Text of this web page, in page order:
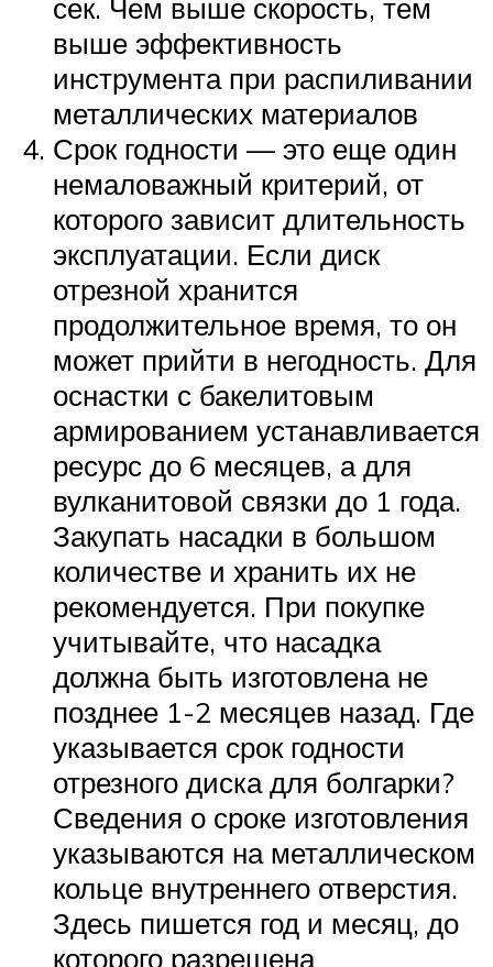
сек. Чем выше скорость, тем
выше эффективность
инструмента при распиливании
металлических материалов
Срок годности — это еще один
немаловажный критерий, от
которого зависит длительность
эксплуатации. Если диск
отрезной хранится
продолжительное время, то он
может прийти в негодность. Для
оснастки с бакелитовым
армированием устанавливается
ресурс до 6 месяцев, а для
вулканитовой связки до 1 года.
Закупать насадки в большом
количестве и хранить их не
рекомендуется. При покупке
учитывайте, что насадка
должна быть изготовлена не
позднее 1-2 месяцев назад. Где
указывается срок годности
отрезного диска для болгарки?
Сведения о сроке изготовления
указываются на металлическом
кольце внутреннего отверстия.
Здесь пишется год и месяц, до
которого разрешена